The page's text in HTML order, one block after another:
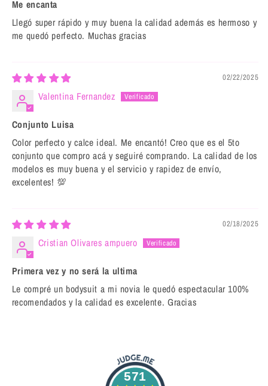
Me encanta
Llegó super rápido y muy buena la calidad además es hermoso y
me quedó perfecto. Muchas gracias
02/22/2025
Valentina Fernandez
Conjunto Luisa
Color perfecto y calce ideal. Me encantó! Creo que es el 5to
conjunto que compro acá y seguiré comprando. La calidad de los
modelos es muy buena y el servicio y rapidez de envío,
excelentes! 💯
02/18/2025
Cristian Olivares ampuero
Primera vez y no será la ultima
Le compré un bodysuit a mi novia le quedó espectacular 100%
recomendados y la calidad es excelente. Gracias
571